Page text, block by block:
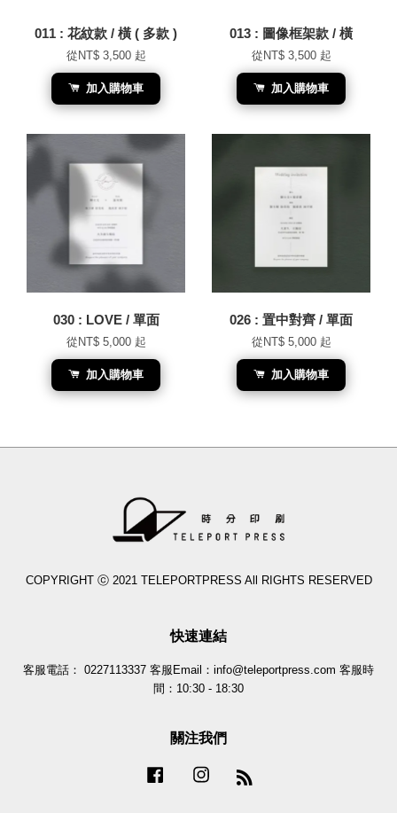
011 : 花紋款 / 橫 ( 多款 )
從 NT$ 3,500 起
加入購物車
013 : 圖像框架款 / 橫
從 NT$ 3,500 起
加入購物車
030 : LOVE / 單面
從 NT$ 5,000 起
加入購物車
026 : 置中對齊 / 單面
從 NT$ 5,000 起
加入購物車
COPYRIGHT ⓒ 2021 TELEPORTPRESS All RIGHTS RESERVED
快速連結
客服電話： 0227113337 客服Email：info@teleportpress.com 客服時
間：10:30 - 18:30
關注我們
Facebook Instagram